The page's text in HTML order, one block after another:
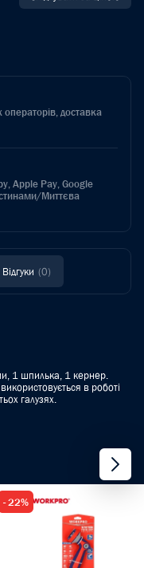
операторів, доставка
Apple Pay, Google
Миттєва
Відгуки (0)
1 шпилька, 1 кернер.
в роботі
галузях.
- 22%